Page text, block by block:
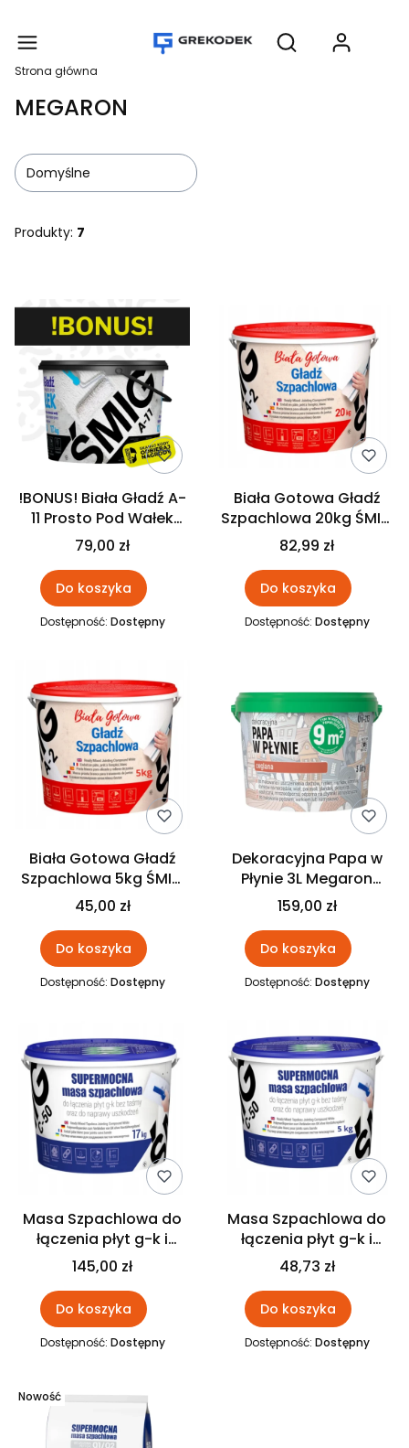
Otwórz
Strona główna
MEGARON
Domyślne
Produkty: 7
!BONUS! Biała Gładź A-
11 Prosto Pod Wałek
ŚMIG 17 kg !BONUS!
79,00 zł
Do koszyka
Dostępność: Dostępny
Biała Gotowa Gładź
Szpachlowa 20kg ŚMIG
A-2
82,99 zł
Do koszyka
Dostępność: Dostępny
Biała Gotowa Gładź
Szpachlowa 5kg ŚMIG
A-2
45,00 zł
Do koszyka
Dostępność: Dostępny
Dekoracyjna Papa w
Płynie 3L Megaron
CEGLANA
159,00 zł
Do koszyka
Dostępność: Dostępny
Masa Szpachlowa do
łączenia płyt g-k i
naprawy uszkodzeń
ŚMIG C-50 17 kg
145,00 zł
Do koszyka
Dostępność: Dostępny
Masa Szpachlowa do
łączenia płyt g-k i
naprawy uszkodzeń
ŚMIG C-50 5 kg
48,73 zł
Do koszyka
Dostępność: Dostępny
Nowość